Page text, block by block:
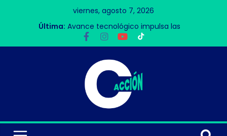
viernes, agosto 7, 2026
Última: Avance tecnológico impulsa las
redes 6G
Accidente aéreo en Nasca deja 13
víctimas mortales
Contigo, Perú
La Velada VI rompe récords